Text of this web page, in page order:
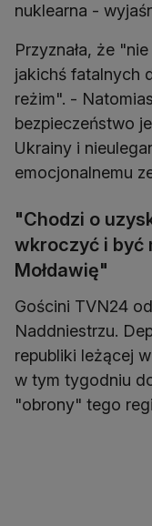
nuklearna -
Przyznała, że
jakichś fatalnych
reżim". -
bezpieczeństwo
Ukrainy i
emocjonalnemu
"Chodzi o
wkroczyć i być
Mołdawię"
Gościni TVN24
Naddniestrzu.
republiki leżącej
w tym tygodniu
"obrony" tego